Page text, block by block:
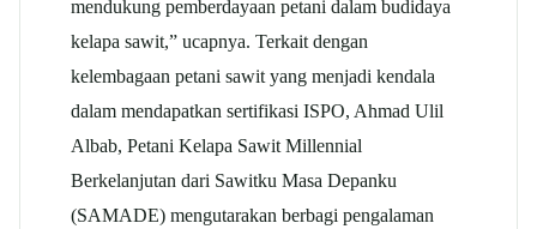
mendukung pemberdayaan petani dalam budidaya
kelapa sawit,” ucapnya. Terkait dengan
kelembagaan petani sawit yang menjadi kendala
dalam mendapatkan sertifikasi ISPO, Ahmad Ulil
Albab, Petani Kelapa Sawit Millennial
Berkelanjutan dari Sawitku Masa Depanku
(SAMADE) mengutarakan berbagi pengalaman